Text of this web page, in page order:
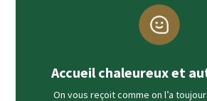
Accueil chaleureux et
On vous reçoit comme on l’a